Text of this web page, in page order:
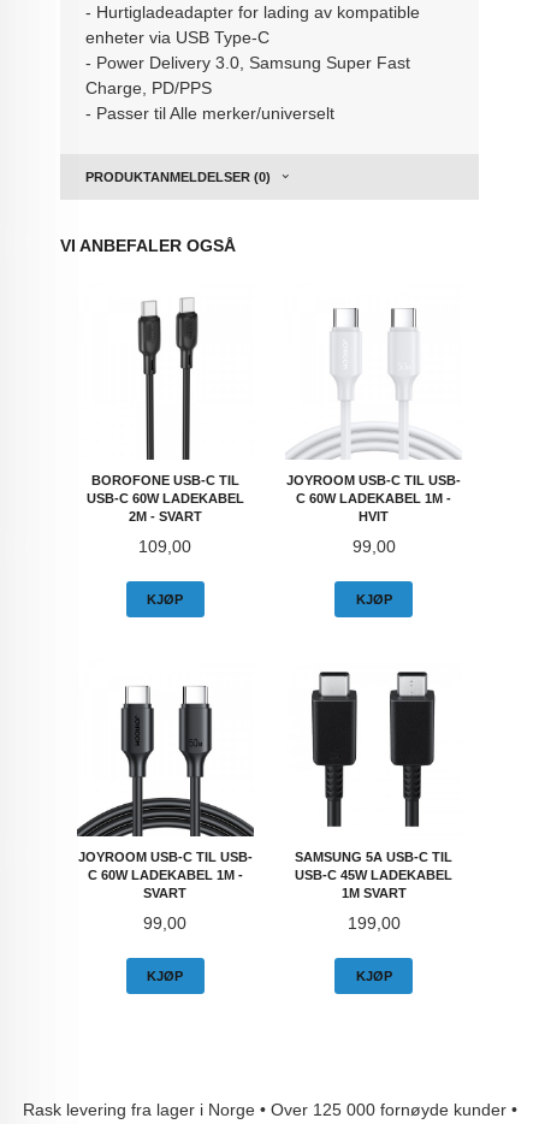
- Hurtigladeadapter for lading av kompatible
enheter via USB Type-C
- Power Delivery 3.0, Samsung Super Fast
Charge, PD/PPS
- Passer til Alle merker/universelt
PRODUKTANMELDELSER (0)
VI ANBEFALER OGSÅ
BOROFONE USB-C TIL
USB-C 60W LADEKABEL
2M - SVART
Pris
109,00
KJØP
JOYROOM USB-C TIL USB-
C 60W LADEKABEL 1M -
HVIT
Pris
99,00
KJØP
JOYROOM USB-C TIL USB-
C 60W LADEKABEL 1M -
SVART
Pris
99,00
KJØP
SAMSUNG 5A USB-C TIL
USB-C 45W LADEKABEL
1M SVART
Pris
199,00
KJØP
Rask levering fra lager i Norge • Over 125 000 fornøyde kunder •